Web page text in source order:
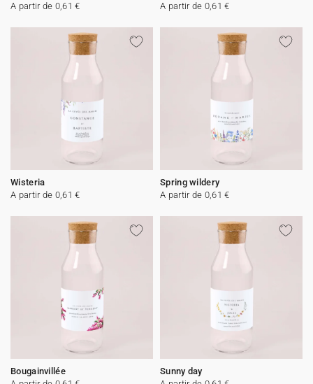
A partir de 0,61 €
A partir de 0,61 €
Wisteria
A partir de 0,61 €
Spring wildery
A partir de 0,61 €
Bougainvillée
Sunny day